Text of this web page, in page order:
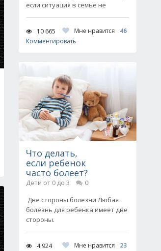
если ситуация в семье не
10 665 Мне нравится
46
Комментировать
Что делать,
если ребенок
часто болеет?
Дети от 0 до 3
0
Две стороны болезни Любая
болезнь для ребенка имеет две
стороны.
4 924 Мне нравится
23